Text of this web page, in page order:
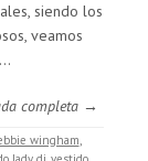
siendo los
veamos
completa →
wingham,